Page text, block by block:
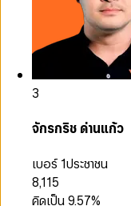
3
จักรกริช ด่านแก้ว
เบอร์ 1ประชาชน
8,115
คิดเป็น9.57%